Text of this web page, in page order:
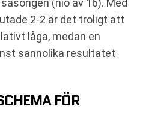
2-2 är det troligt att
låga, medan en
sannolika resultatet
FÖR